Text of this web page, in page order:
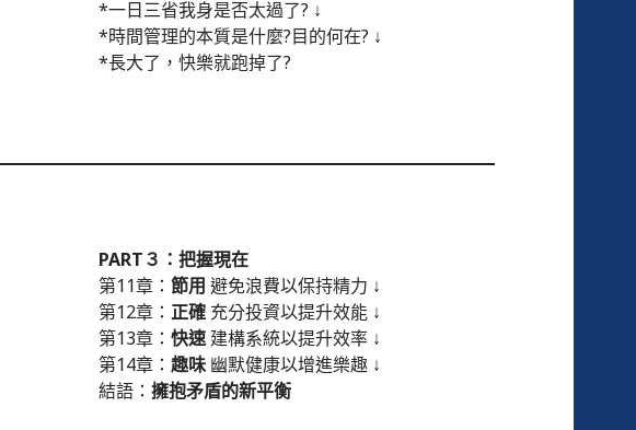
*一日三省我身是否太過了? ↓
*時間管理的本質是什麼?目的何在? ↓
*長大了，快樂就跑掉了?
PART３：把握現在
第11章： 節用 避免浪費以保持精力 ↓
第12章： 正確 充分投資以提升效能 ↓
第13章： 快速建構系統以提升效率 ↓
第14章： 趣味 幽默健康以增進樂趣 ↓
結語： 擁抱矛盾的新平衡